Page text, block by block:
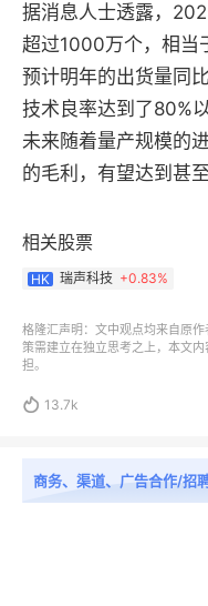
据消息人士透露，
超过1000万个，相当
预计明年的出货量同
技术良率达到了80%
未来随着量产规模的
的毛利，有望达到甚
相关股票
HK 瑞声科技 +0.83%
格隆汇声明：文中观点均来自原
策需建立在独立思考之上，本文
担。
 13.7k
商务、渠道、广告合作/招